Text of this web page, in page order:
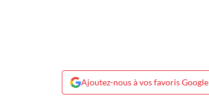
Ajoutez-nous à vos favoris Google